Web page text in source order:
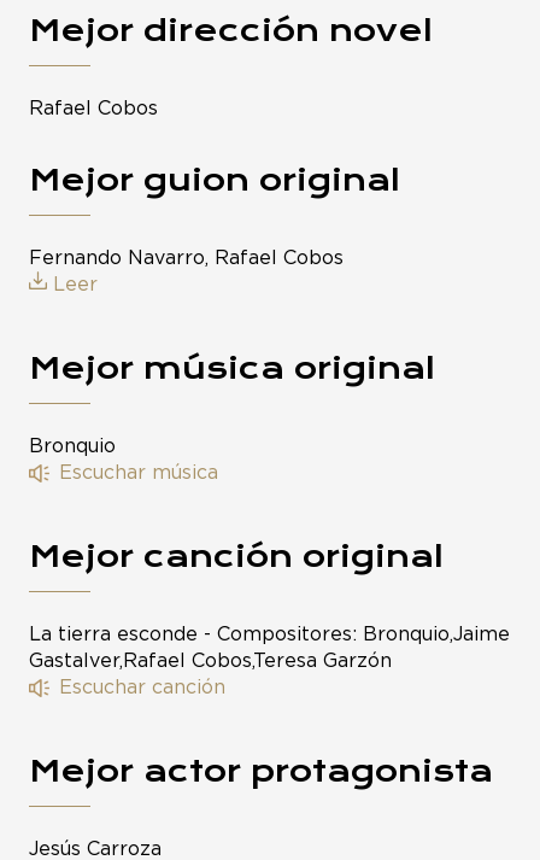
Mejor dirección novel
Rafael Cobos
Mejor guion original
Fernando Navarro, Rafael Cobos
Leer
Mejor música original
Bronquio
Escuchar música
Mejor canción original
La tierra esconde - Compositores: Bronquio,Jaime
Gastalver,Rafael Cobos,Teresa Garzón
Escuchar canción
Mejor actor protagonista
Jesús Carroza